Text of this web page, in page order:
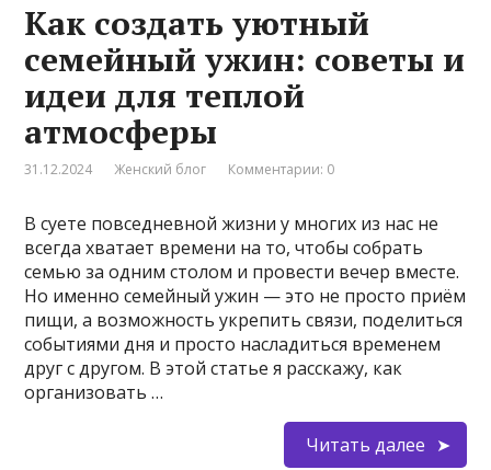
Как создать уютный
семейный ужин: советы и
идеи для теплой
атмосферы
31.12.2024 Женский блог Комментарии: 0
В суете повседневной жизни у многих из нас не
всегда хватает времени на то, чтобы собрать
семью за одним столом и провести вечер вместе.
Но именно семейный ужин — это не просто приём
пищи, а возможность укрепить связи, поделиться
событиями дня и просто насладиться временем
друг с другом. В этой статье я расскажу, как
организовать …
Читать далее